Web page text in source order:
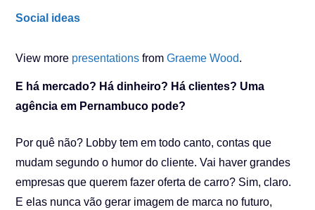
Social ideas
View more presentations fromGraeme Wood.
E há mercado? Há dinheiro? Há clientes? Uma
agência em Pernambuco pode?
Por quê não? Lobby tem em todo canto, contas que
mudam segundo o humor do cliente. Vai haver grandes
empresas que querem fazer oferta de carro? Sim, claro.
E elas nunca vão gerar imagem de marca no futuro,